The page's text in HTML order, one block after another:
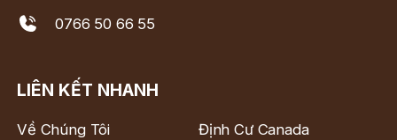
0766 50 66 55
LIÊN KẾT NHANH
Về Chúng Tôi
Định Cư Canada